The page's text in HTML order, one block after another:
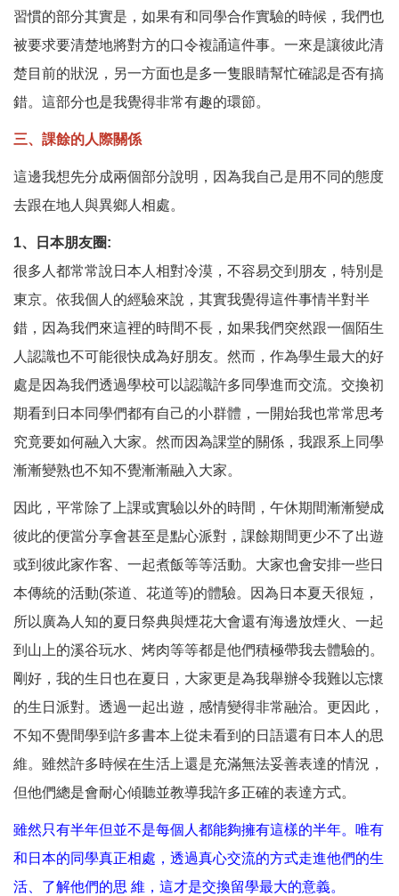
習慣的部分其實是，如果有和同學合作實驗的時候，我們也
被要求要清楚地將對方的口令複誦這件事。一來是讓彼此清
楚目前的狀況，另一方面也是多一隻眼睛幫忙確認是否有搞
錯。這部分也是我覺得非常有趣的環節。
三、課餘的人際關係
這邊我想先分成兩個部分說明，因為我自己是用不同的態度
去跟在地人與異鄉人相處。
1、 日本朋友圈:
很多人都常常說日本人相對冷漠，不容易交到朋友，特別是
東京。依我個人的經驗來說，其實我覺得這件事情半對半
錯，因為我們來這裡的時間不長，如果我們突然跟一個陌生
人認識也不可能很快成為好朋友。然而，作為學生最大的好
處是因為我們透過學校可以認識許多同學進而交流。交換初
期看到日本同學們都有自己的小群體，一開始我也常常思考
究竟要如何融入大家。然而因為課堂的關係，我跟系上同學
漸漸變熟也不知不覺漸漸融入大家。
因此，平常除了上課或實驗以外的時間，午休期間漸漸變成
彼此的便當分享會甚至是點心派對，課餘期間更少不了出遊
或到彼此家作客、一起煮飯等等活動。大家也會安排一些日
本傳統的活動(茶道、花道等)的體驗。因為日本夏天很短，
所以廣為人知的夏日祭典與煙花大會還有海邊放煙火、一起
到山上的溪谷玩水、烤肉等等都是他們積極帶我去體驗的。
剛好，我的生日也在夏日，大家更是為我舉辦令我難以忘懷
的生日派對。透過一起出遊，感情變得非常融洽。更因此，
不知不覺間學到許多書本上從未看到的日語還有日本人的思
維。雖然許多時候在生活上還是充滿無法妥善表達的情況，
但他們總是會耐心傾聽並教導我許多正確的表達方式。
雖然只有半年但並不是每個人都能夠擁有這樣的半年。唯有
和日本的同學真正相處，透過真心交流的方式走進他們的生
活、了解他們的思 維，這才是交換留學最大的意義。